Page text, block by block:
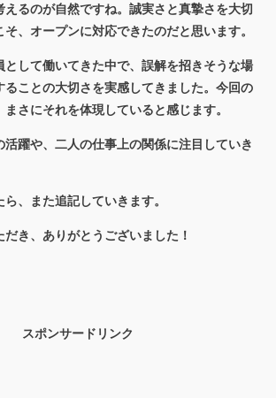
えるのが自然ですね。誠実さと真摯さを大切
、オープンに対応できたのだと思います。
として働いてきた中で、誤解を招きそうな場
ることの大切さを実感してきました。今回の
さにそれを体現していると感じます。
活躍や、二人の仕事上の関係に注目していき
、また追記していきます。
き、ありがとうございました！
スポンサードリンク